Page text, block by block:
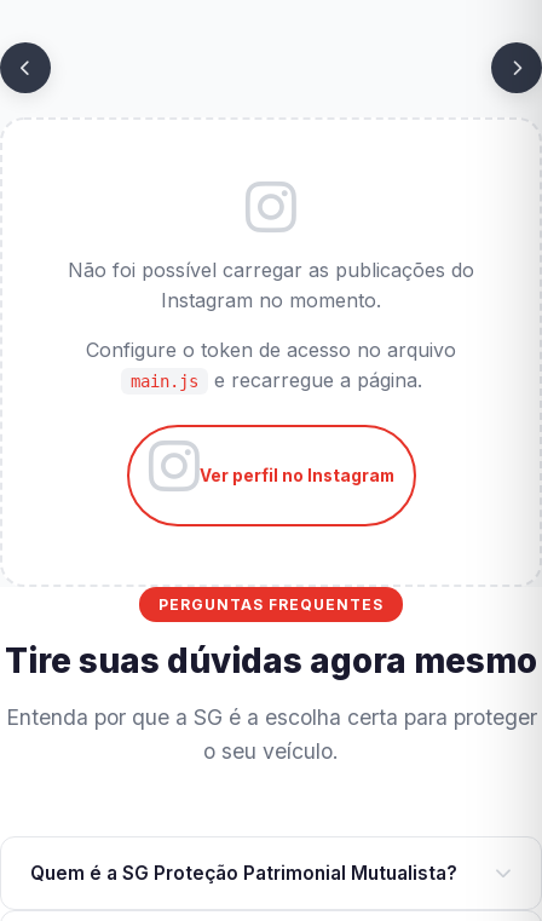
Não foi possível carregar as publicações do
Instagram no momento.
Configure o token de acesso no arquivo
main.js e recarregue a página.
Ver perfil no Instagram
PERGUNTAS FREQUENTES
Tire suas dúvidas agora mesmo
Entenda por que a SG é a escolha certa para proteger
o seu veículo.
Quem é a SG Proteção Patrimonial Mutualista?